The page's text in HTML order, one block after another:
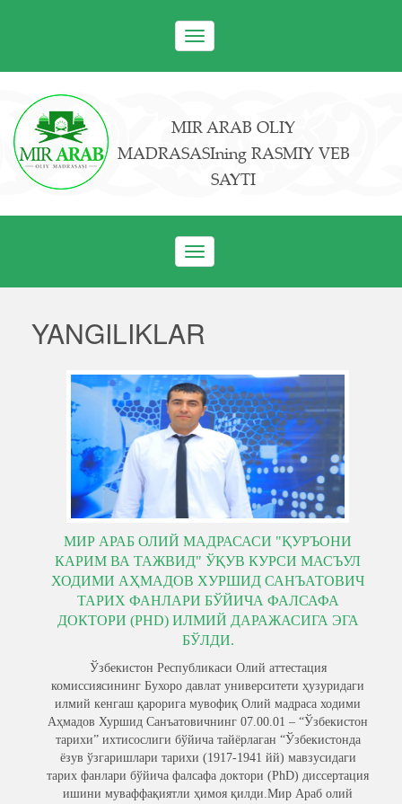
Toggle
navigation
MIR ARAB OLIY
MADRASASIning RASMIY VEB
SAYTI
Toggle
navigation
YANGILIKLAR
​МИР АРАБ ОЛИЙ МАДРАСАСИ "ҚУРЪОНИ
КАРИМ ВА ТАЖВИД" ЎҚУВ КУРСИ МАСЪУЛ
ХОДИМИ АҲМАДОВ ХУРШИД САНЪАТОВИЧ
ТАРИХ ФАНЛАРИ БЎЙИЧА ФАЛСАФА
ДОКТОРИ (PHD) ИЛМИЙ ДАРАЖАСИГА ЭГА
БЎЛДИ.
Ўзбекистон Республикаси Олий аттестация
комиссиясининг Бухоро давлат университети ҳузуридаги
илмий кенгаш қарорига мувофиқ Олий мадраса ходими
Аҳмадов Хуршид Санъатовичнинг 07.00.01 – “Ўзбекистон
тарихи” ихтисослиги бўйича тайёрлаган “Ўзбекистонда
ёзув ўзгаришлари тарихи (1917-1941 йй) мавзусидаги
тарих фанлари бўйича фалсафа доктори (PhD) диссертация
ишини муваффақиятли ҳимоя қилди.Мир Араб олий